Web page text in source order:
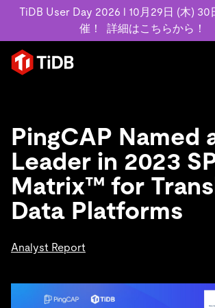
TiDB User Day 2026 l 10月29日 (木) 30
催！
詳細はこちらから！
プロダクト
MySQL互換の分散データベースで高可用
ラビリティを備え大規模データをリアル
ます。
詳細はこちら
TiDB Cloud
事例記事
お客様事例やユーザーによる検証結果の
ています。
SaaS
リソース
学習コンテンツ
アーカイブ動画
エンゲージメント
規約類
基本規約、TiDBクラウドサービス契約、
プライバシーポリシーなど、契約関連の
PingCAP Named
Leader in 2023
Matrix™ for
Data Platforms
Analyst Report